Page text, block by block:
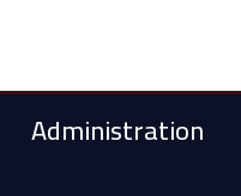
Administration